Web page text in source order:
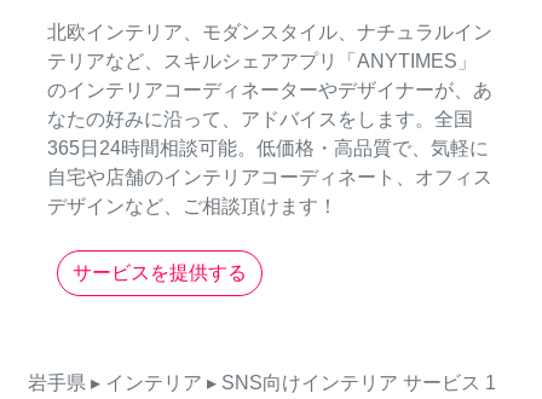
北欧インテリア、モダンスタイル、ナチュラルイン
テリアなど、スキルシェアアプリ「ANYTIMES」
のインテリアコーディネーターやデザイナーが、あ
なたの好みに沿って、アドバイスをします。全国
365日24時間相談可能。低価格・高品質で、気軽に
自宅や店舗のインテリアコーディネート、オフィス
デザインなど、ご相談頂けます！
サービスを提供する
岩手県 ▸ インテリア ▸ SNS向けインテリア サービス 1